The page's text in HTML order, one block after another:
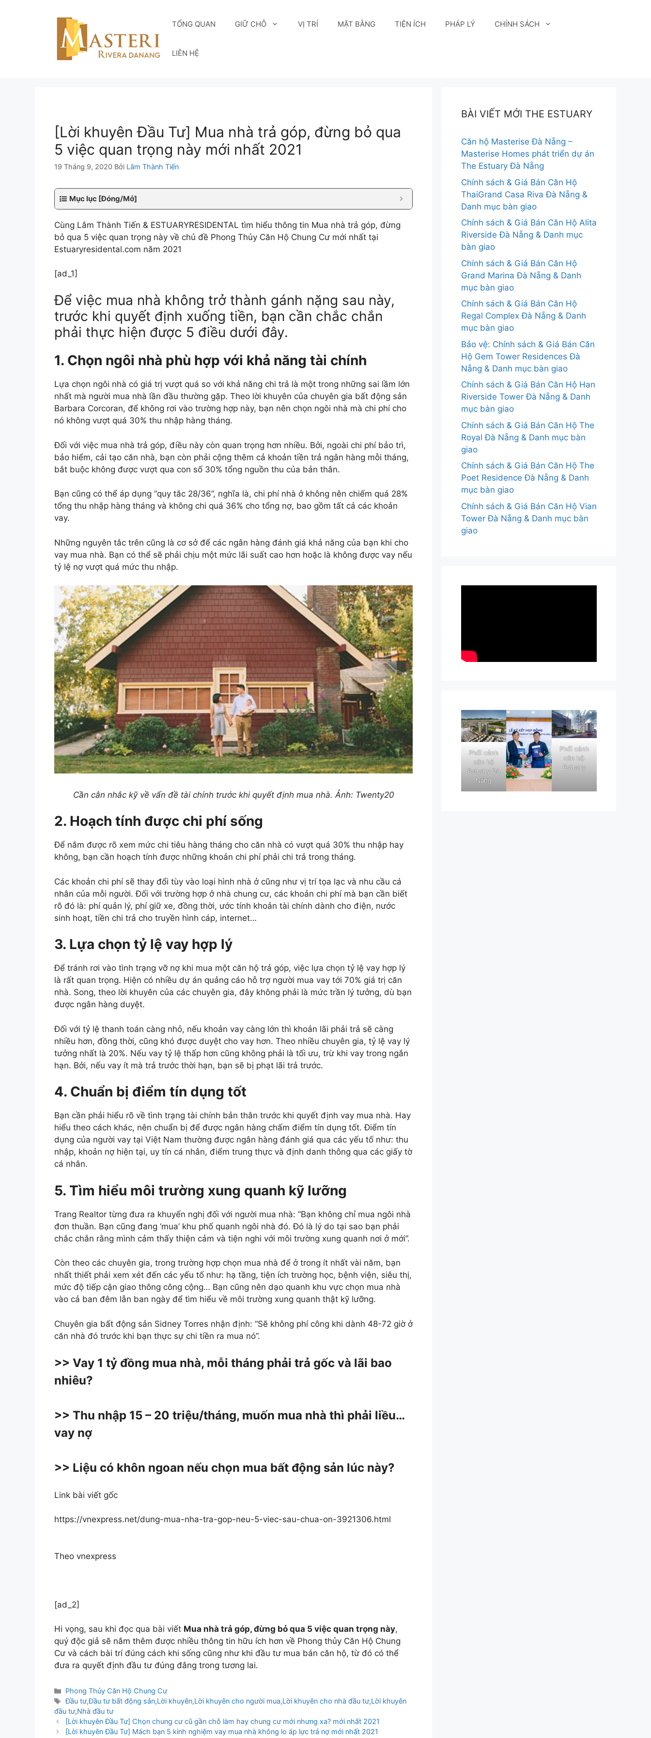
TỔNG QUAN GIỮ CHỖ VỊ TRÍ MẶT BẰNG TIỆN ÍCH PHÁP LÝ CHÍNH SÁCH
LIÊN HỆ
[Lời khuyên Đầu Tư] Mua nhà trả góp, đừng bỏ qua
5 việc quan trọng này mới nhất 2021
19 Tháng 9, 2020 Bởi Lâm Thành Tiến
Mục lục [Đóng/Mở]
Cùng Lâm Thành Tiến & ESTUARYRESIDENTAL tìm hiểu thông tin Mua nhà trả góp, đừng
bỏ qua 5 việc quan trọng này về chủ đề Phong Thủy Căn Hộ Chung Cư mới nhất tại
Estuaryresidental.com năm 2021
[ad_1]
Để việc mua nhà không trở thành gánh nặng sau này,
trước khi quyết định xuống tiền, bạn cần chắc chắn
phải thực hiện được 5 điều dưới đây.
1. Chọn ngôi nhà phù hợp với khả năng tài chính
Lựa chọn ngôi nhà có giá trị vượt quá so với khả năng chi trả là một trong những sai lầm lớn
nhất mà người mua nhà lần đầu thường gặp. Theo lời khuyên của chuyên gia bất động sản
Barbara Corcoran, để không rơi vào trường hợp này, bạn nên chọn ngôi nhà mà chi phí cho
nó không vượt quá 30% thu nhập hàng tháng.
Đối với việc mua nhà trả góp, điều này còn quan trọng hơn nhiều. Bởi, ngoài chi phí bảo trì,
bảo hiểm, cải tạo căn nhà, bạn còn phải cộng thêm cả khoản tiền trả ngân hàng mỗi tháng,
bắt buộc không được vượt qua con số 30% tổng nguồn thu của bản thân.
Bạn cũng có thể áp dụng “quy tắc 28/36”, nghĩa là, chi phí nhà ở không nên chiếm quá 28%
tổng thu nhập hàng tháng và không chi quá 36% cho tổng nợ, bao gồm tất cả các khoản
vay.
Những nguyên tắc trên cũng là cơ sở để các ngân hàng đánh giá khả năng của bạn khi cho
vay mua nhà. Bạn có thể sẽ phải chịu một mức lãi suất cao hơn hoặc là không được vay nếu
tỷ lệ nợ vượt quá mức thu nhập.
Cần cân nhắc kỹ về vấn đề tài chính trước khi quyết định mua nhà. Ảnh: Twenty20
2. Hoạch tính được chi phí sống
Để nắm được rõ xem mức chi tiêu hàng tháng cho căn nhà có vượt quá 30% thu nhập hay
không, bạn cần hoạch tính được những khoản chi phí phải chi trả trong tháng.
Các khoản chi phí sẽ thay đổi tùy vào loại hình nhà ở cũng như vị trí tọa lạc và nhu cầu cá
nhân của mỗi người. Đối với trường hợp ở nhà chung cư, các khoản chi phí mà bạn cần biết
rõ đó là: phí quản lý, phí giữ xe, đồng thời, ước tính khoản tài chính dành cho điện, nước
sinh hoạt, tiền chi trả cho truyền hình cáp, internet…
3. Lựa chọn tỷ lệ vay hợp lý
Để tránh rơi vào tình trạng vỡ nợ khi mua một căn hộ trả góp, việc lựa chọn tỷ lệ vay hợp lý
là rất quan trọng. Hiện có nhiều dự án quảng cáo hỗ trợ người mua vay tới 70% giá trị căn
nhà. Song, theo lời khuyên của các chuyên gia, đây không phải là mức trần lý tưởng, dù bạn
được ngân hàng duyệt.
Đối với tỷ lệ thanh toán càng nhỏ, nếu khoản vay càng lớn thì khoản lãi phải trả sẽ càng
nhiều hơn, đồng thời, cũng khó được duyệt cho vay hơn. Theo nhiều chuyên gia, tỷ lệ vay lý
tưởng nhất là 20%. Nếu vay tỷ lệ thấp hơn cũng không phải là tối ưu, trừ khi vay trong ngắn
hạn. Bởi, nếu vay ít mà trả trước thời hạn, bạn sẽ bị phạt lãi trả trước.
4. Chuẩn bị điểm tín dụng tốt
Bạn cần phải hiểu rõ về tình trạng tài chính bản thân trước khi quyết định vay mua nhà. Hay
hiểu theo cách khác, nên chuẩn bị để được ngân hàng chấm điểm tín dụng tốt. Điểm tín
dụng của người vay tại Việt Nam thường được ngân hàng đánh giá qua các yếu tố như: thu
nhập, khoản nợ hiện tại, uy tín cá nhân, điểm trung thực và định danh thông qua các giấy tờ
cá nhân.
5. Tìm hiểu môi trường xung quanh kỹ lưỡng
Trang Realtor từng đưa ra khuyến nghị đối với người mua nhà: “Bạn không chỉ mua ngôi nhà
đơn thuần. Bạn cũng đang ‘mua’ khu phố quanh ngôi nhà đó. Đó là lý do tại sao bạn phải
chắc chắn rằng mình cảm thấy thiện cảm và tiện nghi với môi trường xung quanh nơi ở mới”.
Còn theo các chuyên gia, trong trường hợp chọn mua nhà để ở trong ít nhất vài năm, bạn
nhất thiết phải xem xét đến các yếu tố như: hạ tầng, tiện ích trường học, bệnh viện, siêu thị,
mức độ tiếp cận giao thông công cộng… Bạn cũng nên dạo quanh khu vực chọn mua nhà
vào cả ban đêm lẫn ban ngày để tìm hiểu về môi trường xung quanh thật kỹ lưỡng.
Chuyên gia bất động sản Sidney Torres nhận định: “Sẽ không phí công khi dành 48-72 giờ ở
căn nhà đó trước khi bạn thực sự chi tiền ra mua nó”.
>> Vay 1 tỷ đồng mua nhà, mỗi tháng phải trả gốc và lãi bao
nhiêu?
>> Thu nhập 15 – 20 triệu/tháng, muốn mua nhà thì phải liều…
vay nợ
>> Liệu có khôn ngoan nếu chọn mua bất động sản lúc này?
Link bài viết gốc
https://vnexpress.net/dung-mua-nha-tra-gop-neu-5-viec-sau-chua-on-3921306.html
Theo vnexpress
[ad_2]
Hi vọng, sau khi đọc qua bài viết Mua nhà trả góp, đừng bỏ qua 5 việc quan trọng này,
quý độc giả sẽ nắm thêm được nhiều thông tin hữu ích hơn về Phong thủy Căn Hộ Chung
Cư và cách bài trí đúng cách khi sống cũng như khi đầu tư mua bán căn hộ, từ đó có thể
đưa ra quyết định đầu tư đúng đắng trong tương lai.
Danh
mục
Phong Thủy Căn Hộ Chung Cư
Thẻ
Đầu tư,Đầu tư bất động sản,Lời khuyên,Lời khuyên cho người mua,Lời khuyên cho nhà đầu tư,Lời khuyên
đầu tư,Nhà đầu tư
Điều
hướng
[Lời khuyên Đầu Tư] Chọn chung cư cũ gần chỗ làm hay chung cư mới nhưng xa? mới nhất 2021
[Lời khuyên Đầu Tư] Mách bạn 5 kinh nghiệm vay mua nhà không lo áp lực trả nợ mới nhất 2021
BÀI VIẾT MỚI THE ESTUARY
Căn hộ Masterise Đà Nẵng –
Masterise Homes phát triển dự án
The Estuary Đà Nẵng
Chính sách & Giá Bán Căn Hộ
ThaiGrand Casa Riva Đà Nẵng &
Danh mục bàn giao
Chính sách & Giá Bán Căn Hộ Alita
Riverside Đà Nẵng & Danh mục
bàn giao
Chính sách & Giá Bán Căn Hộ
Grand Marina Đà Nẵng & Danh
mục bàn giao
Chính sách & Giá Bán Căn Hộ
Regal Complex Đà Nẵng & Danh
mục bàn giao
Bảo vệ: Chính sách & Giá Bán Căn
Hộ Gem Tower Residences Đà
Nẵng & Danh mục bàn giao
Chính sách & Giá Bán Căn Hộ Han
Riverside Tower Đà Nẵng & Danh
mục bàn giao
Chính sách & Giá Bán Căn Hộ The
Royal Đà Nẵng & Danh mục bàn
giao
Chính sách & Giá Bán Căn Hộ The
Poet Residence Đà Nẵng & Danh
mục bàn giao
Chính sách & Giá Bán Căn Hộ Vian
Tower Đà Nẵng & Danh mục bàn
giao
Phối cảnh
căn hộ
Estuary Đà
Nẵng
Phối cảnh
căn hộ
Estuary